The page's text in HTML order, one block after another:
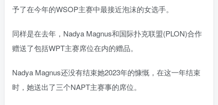
予了在今年的WSOP主赛中最接近泡沫的女选手。
同样是在去年，Nadya Magnus和国际扑克联盟(PLON)合作
赠送了包括WPT主赛席位在内的赠品。
Nadya Magnus还没有结束她2023年的慷慨，在这一年结束
时，她送出了三个NAPT主赛事的席位。